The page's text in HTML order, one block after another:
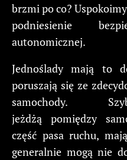
brzmi po co?
podniesienie
autonomicznej.
Jednoślady mają to
poruszają się ze
samochody.
jeżdżą pomiędzy
część pasa ruchu,
generalnie mogą nie